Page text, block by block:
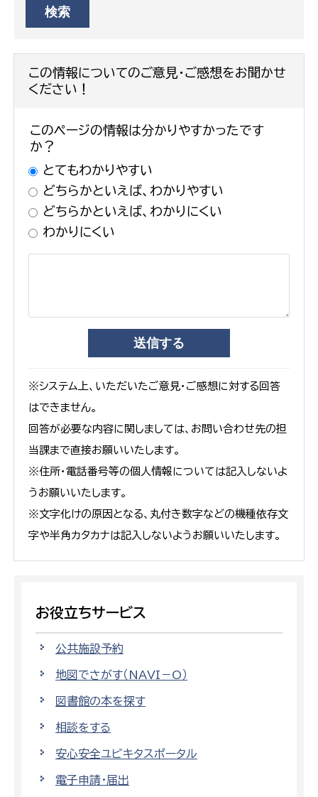
この情報についてのご意見・ご感想をお聞かせ
ください！
このページの情報は分かりやすかったです
か？
とてもわかりやすい
どちらかといえば、わかりやすい
どちらかといえば、わかりにくい
わかりにくい
※システム上、いただいたご意見・ご感想に対する回答
はできません。
回答が必要な内容に関しましては、お問い合わせ先の担
当課まで直接お願いいたします。
※住所・電話番号等の個人情報については記入しないよ
うお願いいたします。
※文字化けの原因となる、丸付き数字などの機種依存文
字や半角カタカナは記入しないようお願いいたします。
お役立ちサービス
公共施設予約
地図でさがす（NAVI－O）
図書館の本を探す
相談をする
安心安全ユビキタスポータル
電子申請・届出